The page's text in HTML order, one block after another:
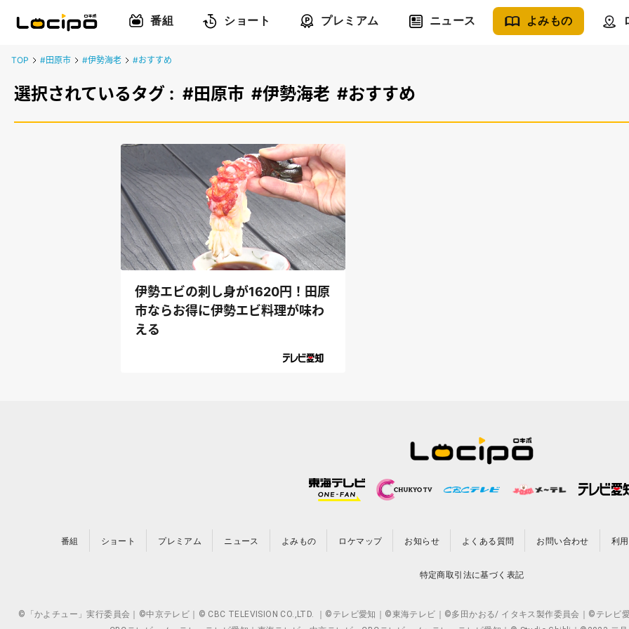
番組 ショート プレミアム ニュース よみもの
TOP #田原市 #伊勢海老 #おすすめ
選択されているタグ : #田原市 #伊勢海老 #おすすめ
伊勢エビの刺し身が1620円！田原
市ならお得に伊勢エビ料理が味わ
える
番組 ショート プレミアム ニュース よみもの ロケマップ お知らせ よくある質問 お問い合わせ 利
特定商取引法に基づく表記
©「かよチュー」実行委員会｜©中京テレビ｜© CBC TELEVISION CO.,LTD. ｜©テレビ愛知｜©東海テレビ｜©多田かおる/ イタキス製作委員会｜©テレビ